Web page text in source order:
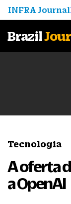
INFRA Journal
Brazil
Tecnologia
A oferta
a OpenAI